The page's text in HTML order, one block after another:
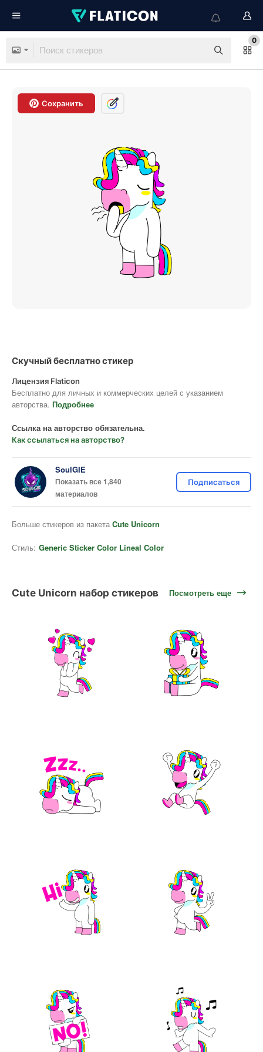
0
Сохранить
Скучный бесплатно стикер
Лицензия Flaticon
Бесплатно для личных и коммерческих целей с указанием
авторства. Подробнее
Ссылка на авторство обязательна.
Как ссылаться на авторство?
SoulGIE
Показать все 1,840
материалов
Подписаться
Больше стикеров из пакета Cute Unicorn
Стиль: Generic Sticker Color Lineal Color
Cute Unicorn набор стикеров Посмотреть еще